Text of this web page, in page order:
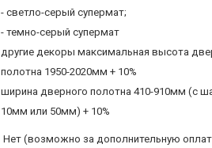
- светло-серый супермат;
- темно-серый супермат
другие декоры максимальная высота
полотна 1950-2020мм + 10%
ширина дверного полотна 410-910мм (с
10мм или 50мм) + 10%
Нет (возможно за дополнительную